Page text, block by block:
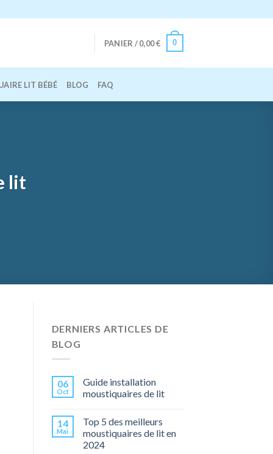
PANIER /0,00€ 0
LIT BÉBÉ BLOG FAQ
lit
DERNIERS ARTICLES DE
BLOG
06
Oct
Guide installation
moustiquaires de lit
14
Mai
Top 5 des meilleurs
moustiquaires de lit en
2024